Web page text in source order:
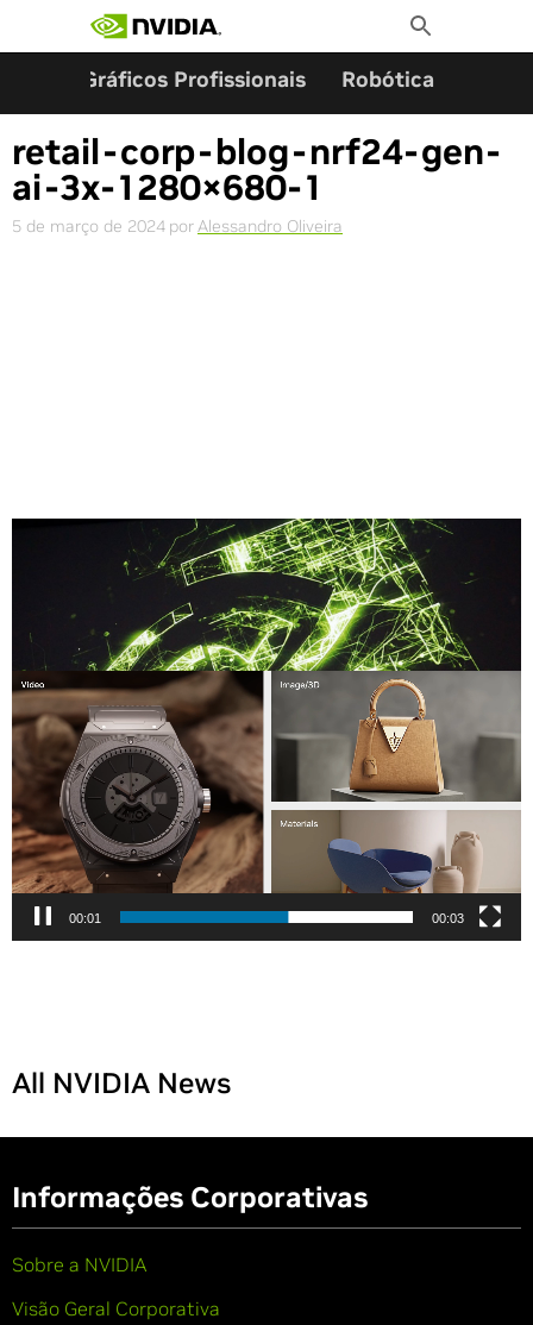
Toggle
Search
Gráficos Profissionais Robótica
retail-corp-blog-nrf24-gen-
ai-3x-1280×680-1
5 de março de 2024 por Alessandro Oliveira
Compartilhe
Tocador
de
vídeo
00:02 00:03
All NVIDIA News
Informações Corporativas
Sobre a NVIDIA
Visão Geral Corporativa